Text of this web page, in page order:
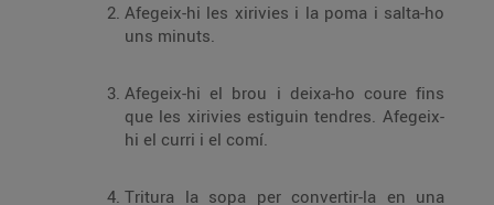
Afegeix-hi les xirivies i la poma i salta-ho
uns minuts.
Afegeix-hi el brou i deixa-ho coure fins
que les xirivies estiguin tendres. Afegeix-
hi el curri i el comí.
Tritura la sopa per convertir-la en una